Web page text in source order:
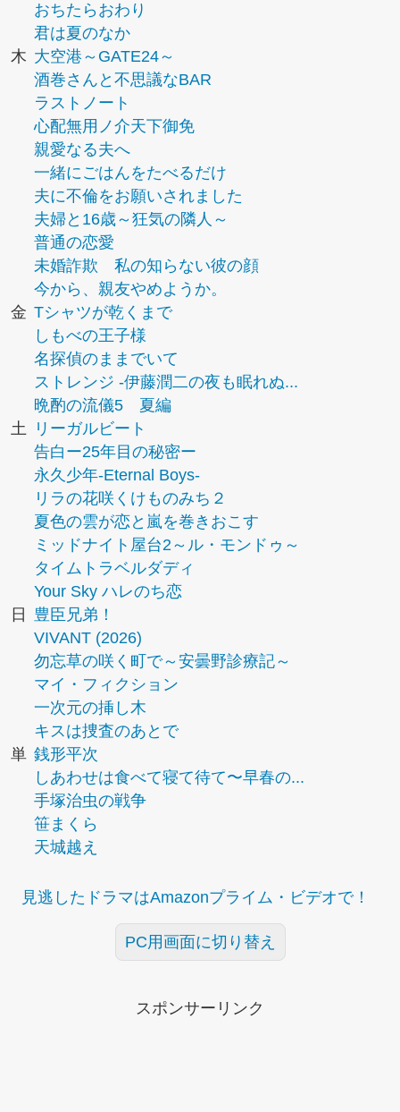
おちたらおわり
君は夏のなか
木 大空港～GATE24～
酒巻さんと不思議なBAR
ラストノート
心配無用ノ介天下御免
親愛なる夫へ
一緒にごはんをたべるだけ
夫に不倫をお願いされました
夫婦と16歳～狂気の隣人～
普通の恋愛
未婚詐欺 私の知らない彼の顔
今から、親友やめようか。
金 Tシャツが乾くまで
しもべの王子様
名探偵のままでいて
ストレンジ -伊藤潤二の夜も眠れぬ...
晩酌の流儀5 夏編
土
リーガルビート
告白ー25年目の秘密ー
永久少年-Eternal Boys-
リラの花咲くけものみち２
夏色の雲が恋と嵐を巻きおこす
ミッドナイト屋台2～ル・モンドゥ～
タイムトラベルダディ
Your Sky ハレのち恋
日
豊臣兄弟！
VIVANT (2026)
勿忘草の咲く町で～安曇野診療記～
マイ・フィクション
一次元の挿し木
キスは捜査のあとで
単 銭形平次
しあわせは食べて寝て待て〜早春の...
手塚治虫の戦争
笹まくら
天城越え
見逃したドラマはAmazonプライム・ビデオで！
PC用画面に切り替え
スポンサーリンク